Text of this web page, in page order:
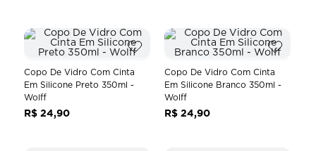
Copo De Vidro Com Cinta
Em Silicone Preto 350ml -
Wolff
R$ 24,90
Copo De Vidro Com Cinta
Em Silicone Branco 350ml -
Wolff
R$ 24,90